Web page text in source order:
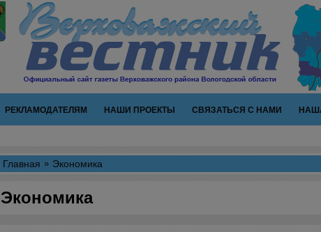
РЕКЛАМОДАТЕЛЯМ НАШИ ПРОЕКТЫ СВЯЗАТЬСЯ С НАМИ
Главная Экономика
Экономика